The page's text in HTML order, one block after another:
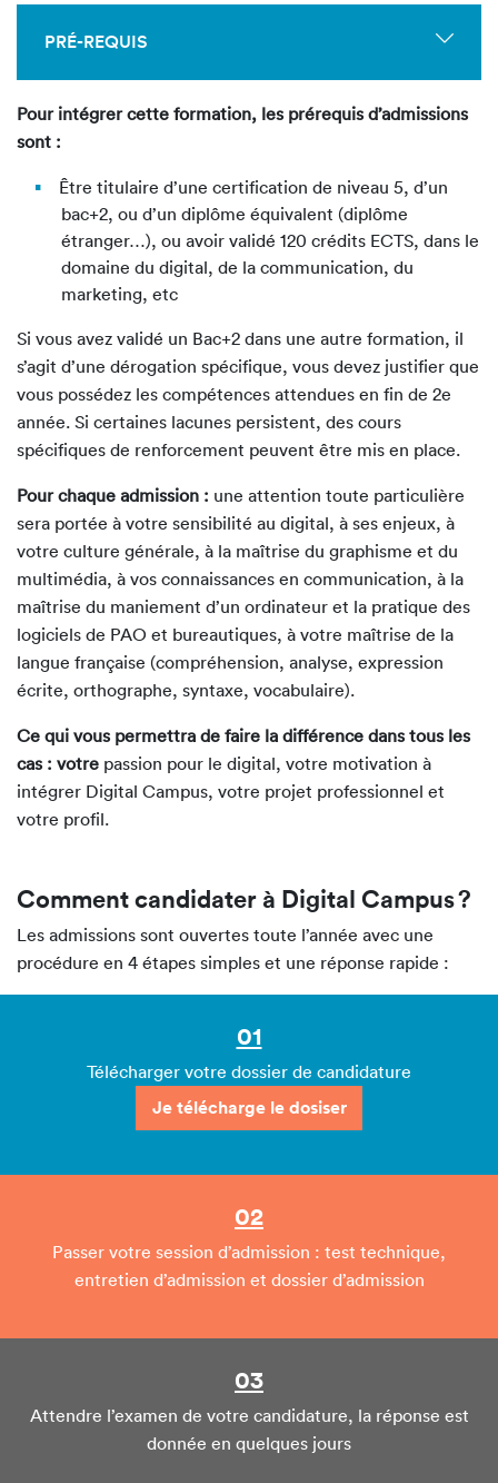
PRÉ-REQUIS
Pour intégrer cette formation, les prérequis d’admissions
sont :
Être titulaire d’une certification de niveau 5, d’un
bac+2, ou d’un diplôme équivalent (diplôme
étranger…), ou avoir validé 120 crédits ECTS, dans le
domaine du digital, de la communication, du
marketing, etc
Si vous avez validé un Bac+2 dans une autre formation, il
s’agit d’une dérogation spécifique, vous devez justifier que
vous possédez les compétences attendues en fin de 2e
année. Si certaines lacunes persistent, des cours
spécifiques de renforcement peuvent être mis en place.
Pour chaque admission : une attention toute particulière
sera portée à votre sensibilité au digital, à ses enjeux, à
votre culture générale, à la maîtrise du graphisme et du
multimédia, à vos connaissances en communication, à la
maîtrise du maniement d’un ordinateur et la pratique des
logiciels de PAO et bureautiques, à votre maîtrise de la
langue française (compréhension, analyse, expression
écrite, orthographe, syntaxe, vocabulaire).
Ce qui vous permettra de faire la différence dans tous les
cas : votre passion pour le digital, votre motivation à
intégrer Digital Campus, votre projet professionnel et
votre profil.
Comment candidater à Digital Campus ?
Les admissions sont ouvertes toute l’année avec une
procédure en 4 étapes simples et une réponse rapide :
01
Télécharger votre dossier de candidature
Je télécharge le dosiser
02
Passer votre session d’admission : test technique,
entretien d’admission et dossier d’admission
03
Attendre l’examen de votre candidature, la réponse est
donnée en quelques jours